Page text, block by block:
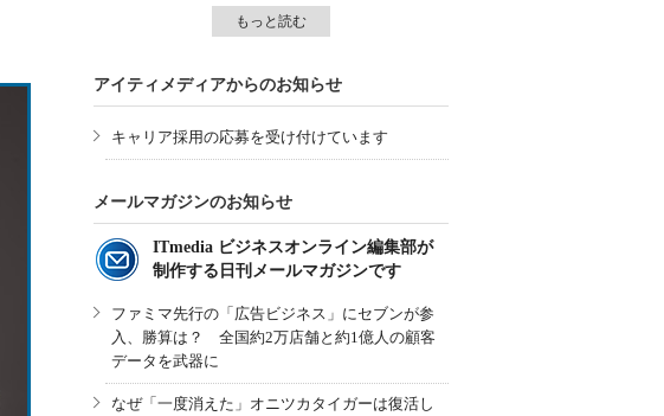
もっと読む
アイティメディアからのお知らせ
キャリア採用の応募を受け付けています
メールマガジンのお知らせ
ITmedia ビジネスオンライン編集部が
制作する日刊メールマガジンです
ファミマ先行の「広告ビジネス」にセブンが参
入、勝算は？ 全国約2万店舗と約1億人の顧客
データを武器に
なぜ「一度消えた」オニツカタイガーは復活し